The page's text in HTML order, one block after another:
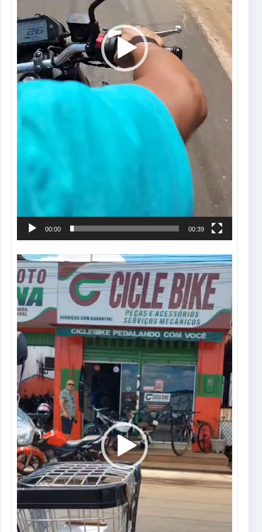
00:00 00:39
Tocador
de
vídeo